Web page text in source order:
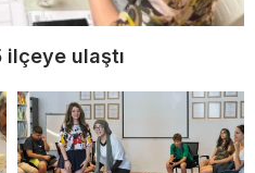
ilçeye ulaştı